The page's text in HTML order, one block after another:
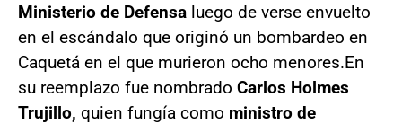
Ministerio de Defensa luego de verse envuelto
en el escándalo que originó un bombardeo en
Caquetá en el que murieron ocho menores.En
su reemplazo fue nombrado Carlos Holmes
Trujillo, quien fungía como ministro de